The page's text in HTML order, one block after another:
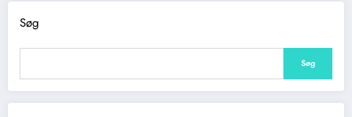
Søg
Søg